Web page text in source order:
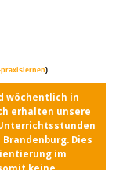
)
wöchentlich in
erhalten unsere
Dies
im